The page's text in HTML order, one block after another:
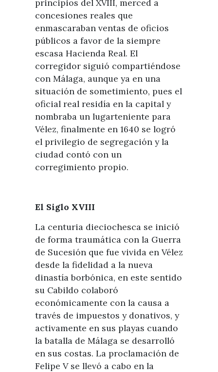
principios del XVIII, merced a
concesiones reales que
enmascaraban ventas de oficios
públicos a favor de la siempre
escasa Hacienda Real. El
corregidor siguió compartiéndose
con Málaga, aunque ya en una
situación de sometimiento, pues el
oficial real residía en la capital y
nombraba un lugarteniente para
Vélez, finalmente en 1640 se logró
el privilegio de segregación y la
ciudad contó con un
corregimiento propio.
El Siglo XVIII
La centuria dieciochesca se inició
de forma traumática con la Guerra
de Sucesión que fue vivida en Vélez
desde la fidelidad a la nueva
dinastía borbónica, en este sentido
su Cabildo colaboró
económicamente con la causa a
través de impuestos y donativos, y
activamente en sus playas cuando
la batalla de Málaga se desarrolló
en sus costas. La proclamación de
Felipe V se llevó a cabo en la